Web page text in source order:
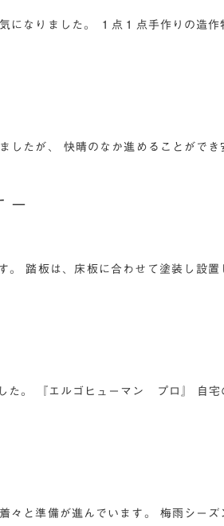
になりました。 １点１点手作りの造作
したが、 快晴のなか進めることができ
－
踏板は、床板に合わせて塗装し設置
た。 『エルゴヒューマン プロ』 自宅
と準備が進んでいます。 梅雨シーズ